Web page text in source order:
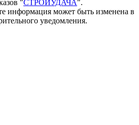
"СТРОЙУДАЧА".
информация может быть изменена в
уведомления.